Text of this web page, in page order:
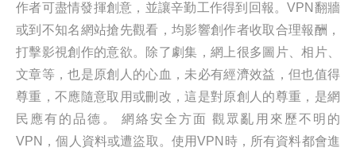
作者可盡情發揮創意，並讓辛勤工作得到回報。VPN翻牆
或到不知名網站搶先觀看，均影響創作者收取合理報酬，
打擊影視創作的意欲。除了劇集，網上很多圖片、相片、
文章等，也是原創人的心血，未必有經濟效益，但也值得
尊重，不應隨意取用或刪改，這是對原創人的尊重，是網
民應有的品德。 網絡安全方面 觀眾亂用來歷不明的
VPN，個人資料或遭盜取。使用VPN時，所有資料都會進